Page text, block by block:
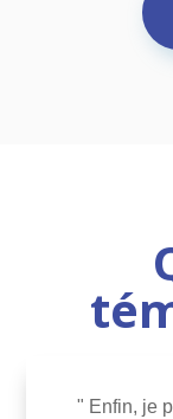
" Enfin, je